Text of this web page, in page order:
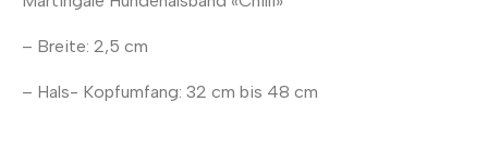
– Breite: 2,5 cm
– Hals- Kopfumfang: 32 cm bis 48 cm